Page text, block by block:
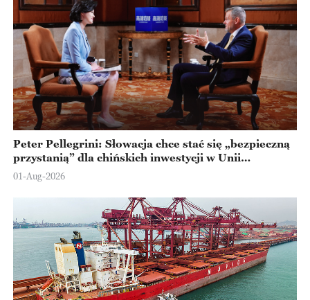
Peter Pellegrini: Słowacja chce stać się „bezpieczną
przystanią” dla chińskich inwestycji w Unii
Europejskiej
01-Aug-2026